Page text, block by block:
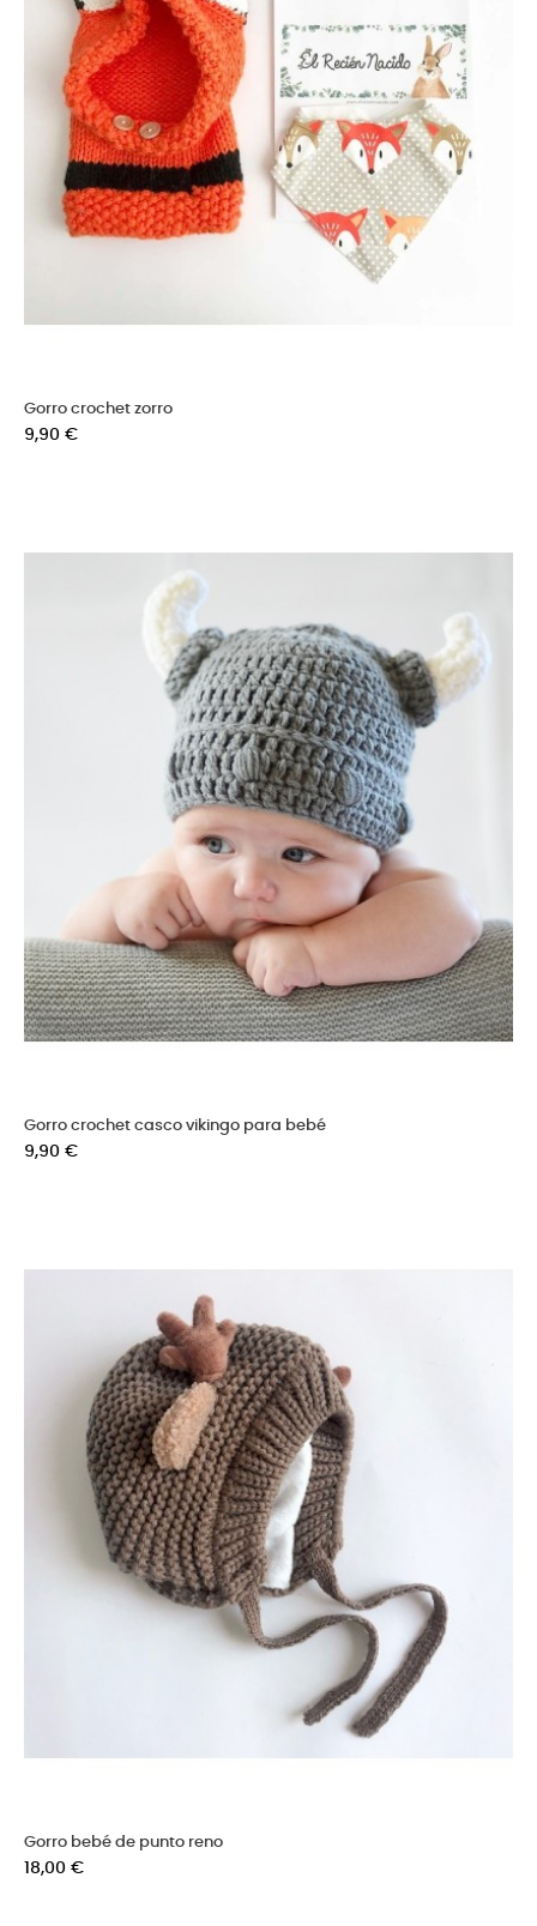
Gorro crochet zorro
Precio
9,90 €
Gorro crochet casco vikingo para bebé
Precio
9,90 €
Gorro bebé de punto reno
Precio
18,00 €